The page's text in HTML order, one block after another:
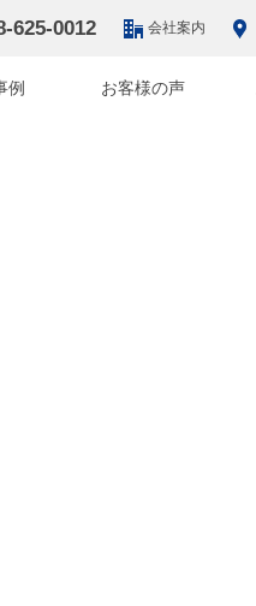
625-0012 会社案内
例 お客様の声